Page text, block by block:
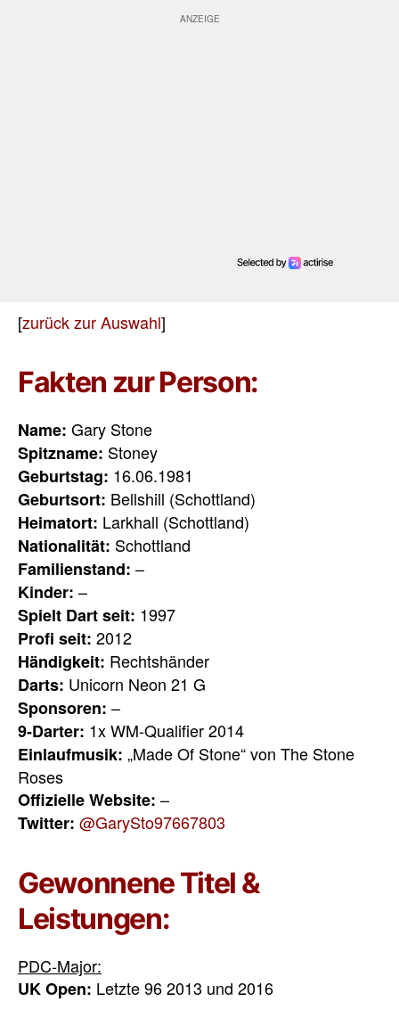
[zurück zur Auswahl]
Fakten zur Person:
Name: Gary Stone
Spitzname: Stoney
Geburtstag: 16.06.1981
Geburtsort: Bellshill (Schottland)
Heimatort: Larkhall (Schottland)
Nationalität: Schottland
Familienstand: –
Kinder: –
Spielt Dart seit: 1997
Profi seit: 2012
Händigkeit: Rechtshänder
Darts: Unicorn Neon 21 G
Sponsoren: –
9-Darter: 1x WM-Qualifier 2014
Einlaufmusik: „Made Of Stone“ von The Stone
Roses
Offizielle Website: –
Twitter: @GarySto97667803
Gewonnene Titel &
Leistungen:
PDC-Major:
UK Open: Letzte 96 2013 und 2016